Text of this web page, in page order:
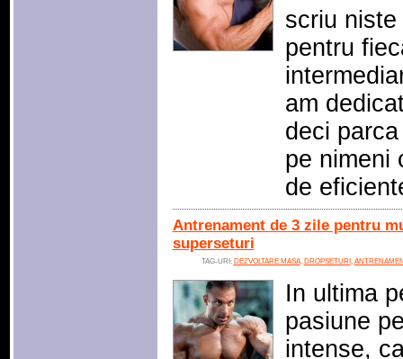
scriu
pentru
am
deci
pe nimeni
de
Antrenament de 3 zile pentru
superseturi
TAG-URI: DEZVOLTARE MASA, DROPSETURI ,
In ultima
pasiune
intense,